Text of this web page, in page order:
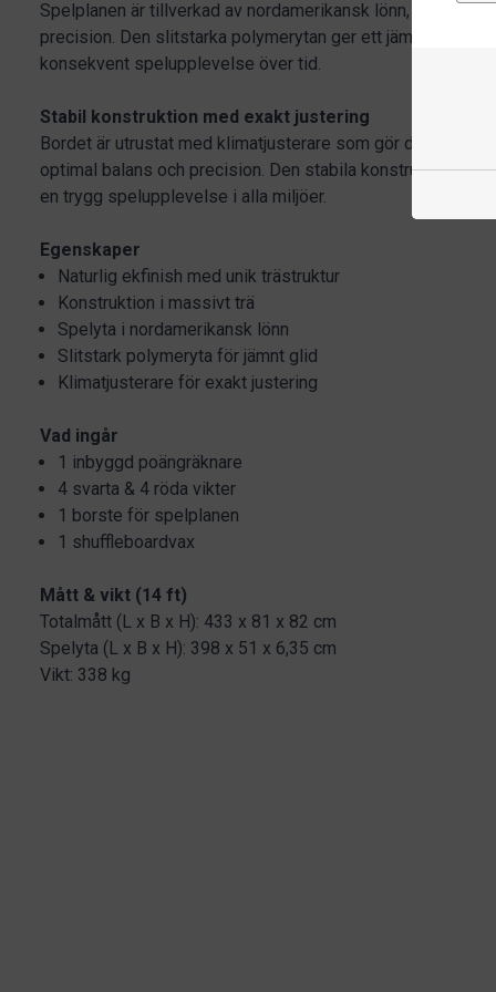
Spelplanen är tillverkad av nordamerikansk lönn, ett
precision. Den slitstarka polymerytan ger ett jämnt och
konsekvent spelupplevelse över tid.
Stabil konstruktion med exakt justering
Bordet är utrustat med klimatjusterare som gör det möjligt
optimal balans och precision. Den stabila konstruktionen
en trygg spelupplevelse i alla miljöer.
Egenskaper
Naturlig ekfinish med unik trästruktur
Konstruktion i massivt trä
Spelyta i nordamerikansk lönn
Slitstark polymeryta för jämnt glid
Klimatjusterare för exakt justering
Vad ingår
1 inbyggd poängräknare
4 svarta & 4 röda vikter
1 borste för spelplanen
1 shuffleboardvax
Mått & vikt (14 ft)
Totalmått (L x B x H): 433 x 81 x 82 cm
Spelyta (L x B x H): 398 x 51 x 6,35 cm
Vikt: 338 kg